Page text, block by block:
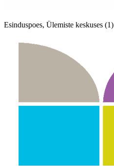
Esinduspoes, Ülemiste keskuses (1)